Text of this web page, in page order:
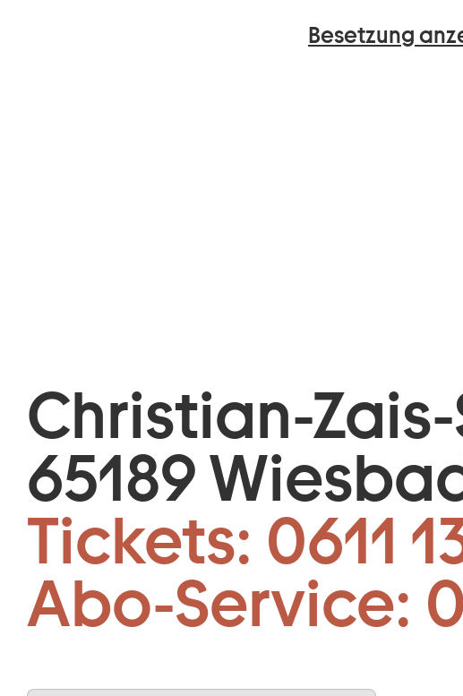
Besetzung
Christian-
65189
Tickets: 0611
Abo-Service: